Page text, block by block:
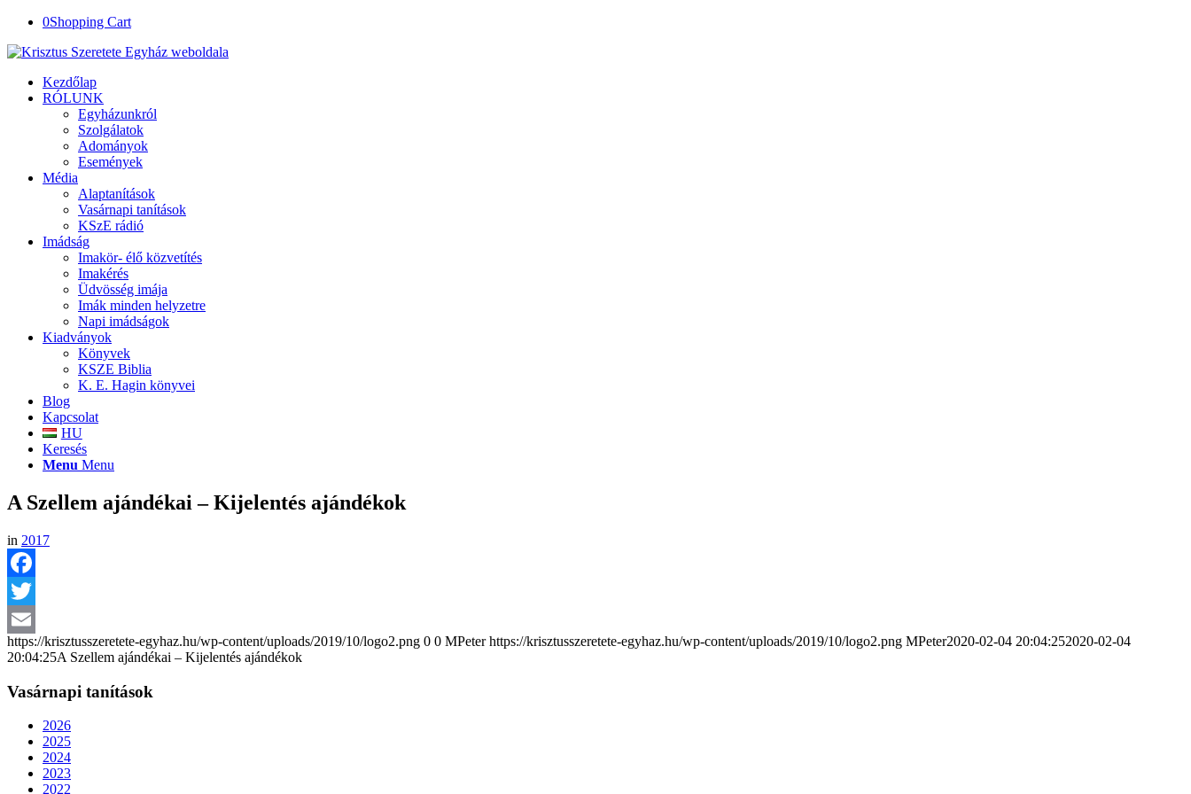
0Shopping Cart
Kezdőlap
RÓLUNK
Egyházunkról
Szolgálatok
Adományok
Események
Média
Alaptanítások
Vasárnapi tanítások
KSzE rádió
Imádság
Imakör- élő közvetítés
Imakérés
Üdvösség imája
Imák minden helyzetre
Napi imádságok
Kiadványok
Könyvek
KSZE Biblia
K. E. Hagin könyvei
Blog
Kapcsolat
HU
Keresés
Menu Menu
A Szellem ajándékai – Kijelentés ajándékok
in 2017
Facebook
Twitter
Email
https://krisztusszeretete-egyhaz.hu/wp-content/uploads/2019/10/logo2.png 0 0 MPeter https://krisztusszeretete-egyhaz.hu/wp-content/uploads/2019/10/logo2.png MPeter2020-02-04 20:04:252020-02-04
20:04:25A Szellem ajándékai – Kijelentés ajándékok
Vasárnapi tanítások
2026
2025
2024
2023
2022